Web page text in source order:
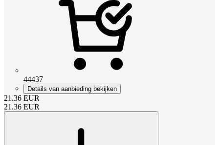
44437
Details van aanbieding bekijken
21.36 EUR
21.36 EUR